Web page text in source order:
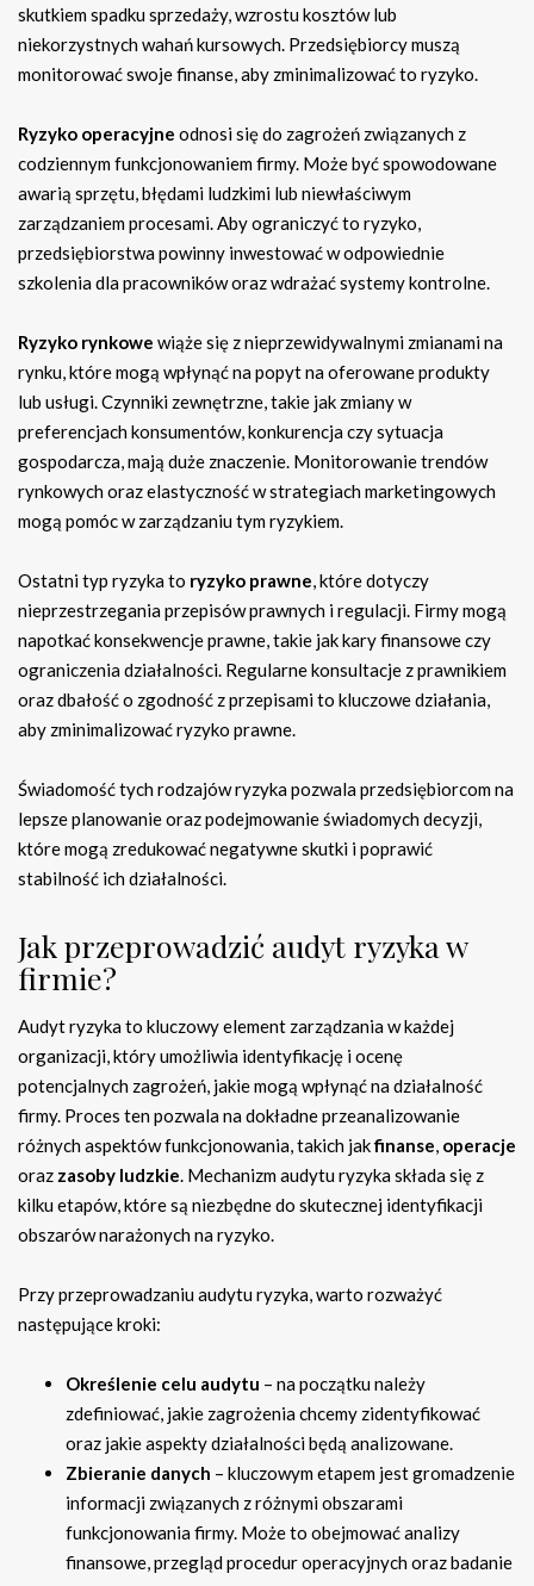
skutkiem spadku sprzedaży, wzrostu kosztów lub
niekorzystnych wahań kursowych. Przedsiębiorcy muszą
monitorować swoje finanse, aby zminimalizować to ryzyko.
Ryzyko operacyjne odnosi się do zagrożeń związanych z
codziennym funkcjonowaniem firmy. Może być spowodowane
awarią sprzętu, błędami ludzkimi lub niewłaściwym
zarządzaniem procesami. Aby ograniczyć to ryzyko,
przedsiębiorstwa powinny inwestować w odpowiednie
szkolenia dla pracowników oraz wdrażać systemy kontrolne.
Ryzyko rynkowe wiąże się z nieprzewidywalnymi zmianami na
rynku, które mogą wpłynąć na popyt na oferowane produkty
lub usługi. Czynniki zewnętrzne, takie jak zmiany w
preferencjach konsumentów, konkurencja czy sytuacja
gospodarcza, mają duże znaczenie. Monitorowanie trendów
rynkowych oraz elastyczność w strategiach marketingowych
mogą pomóc w zarządzaniu tym ryzykiem.
Ostatni typ ryzyka to ryzyko prawne, które dotyczy
nieprzestrzegania przepisów prawnych i regulacji. Firmy mogą
napotkać konsekwencje prawne, takie jak kary finansowe czy
ograniczenia działalności. Regularne konsultacje z prawnikiem
oraz dbałość o zgodność z przepisami to kluczowe działania,
aby zminimalizować ryzyko prawne.
Świadomość tych rodzajów ryzyka pozwala przedsiębiorcom na
lepsze planowanie oraz podejmowanie świadomych decyzji,
które mogą zredukować negatywne skutki i poprawić
stabilność ich działalności.
Jak przeprowadzić audyt ryzyka w
firmie?
Audyt ryzyka to kluczowy element zarządzania w każdej
organizacji, który umożliwia identyfikację i ocenę
potencjalnych zagrożeń, jakie mogą wpłynąć na działalność
firmy. Proces ten pozwala na dokładne przeanalizowanie
różnych aspektów funkcjonowania, takich jakfinanse, operacje
oraz zasoby ludzkie. Mechanizm audytu ryzyka składa się z
kilku etapów, które są niezbędne do skutecznej identyfikacji
obszarów narażonych na ryzyko.
Przy przeprowadzaniu audytu ryzyka, warto rozważyć
następujące kroki:
Określenie celu audytu – na początku należy
zdefiniować, jakie zagrożenia chcemy zidentyfikować
oraz jakie aspekty działalności będą analizowane.
Zbieranie danych – kluczowym etapem jest gromadzenie
informacji związanych z różnymi obszarami
funkcjonowania firmy. Może to obejmować analizy
finansowe, przegląd procedur operacyjnych oraz badanie